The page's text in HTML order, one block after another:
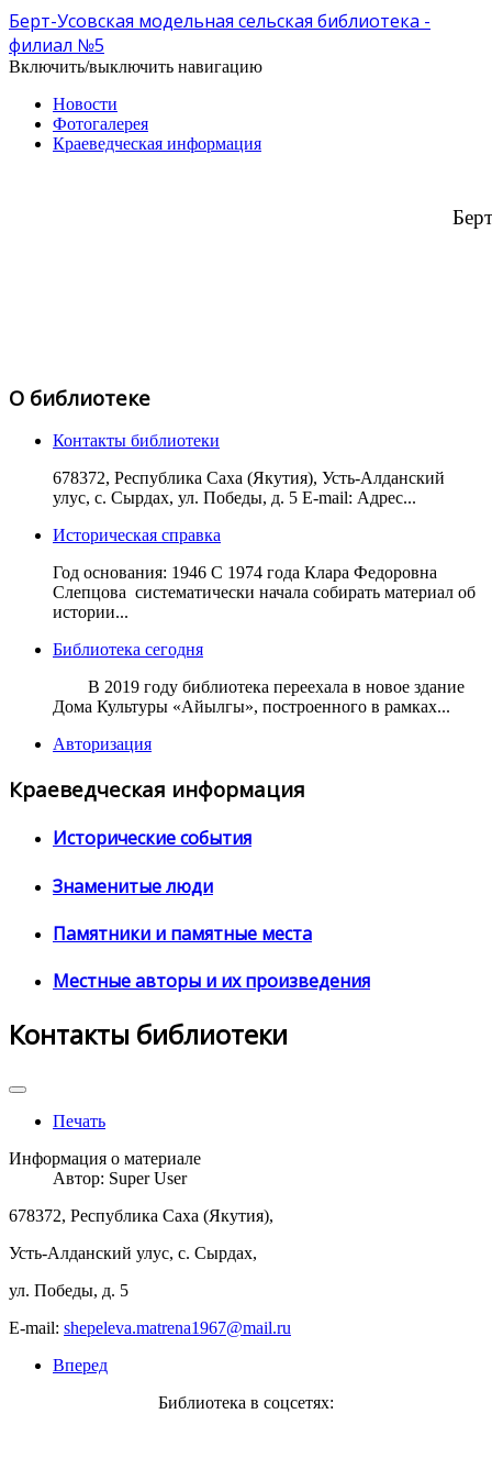
Берт-Усовская модельная сельская библиотека -
филиал №5
Включить/выключить навигацию
Новости
Фотогалерея
Краеведческая информация
О библиотеке
Контакты библиотеки
678372, Республика Саха (Якутия), Усть-Алданский
улус, с. Сырдах, ул. Победы, д. 5 E-mail: Адрес...
Историческая справка
Год основания: 1946 С 1974 года Клара Федоровна
Слепцова систематически начала собирать материал об
истории...
Библиотека сегодня
В 2019 году библиотека переехала в новое здание
Дома Культуры «Айылгы», построенного в рамках...
Авторизация
Краеведческая информация
Исторические события
Знаменитые люди
Памятники и памятные места
Местные авторы и их произведения
Контакты библиотеки
Печать
Информация о материале
Автор: Super User
678372, Республика Саха (Якутия),
Усть-Алданский улус, с. Сырдах,
ул. Победы, д. 5
E-mail: shepeleva.matrena1967@mail.ru
Вперед
Библиотека в соцсетях: